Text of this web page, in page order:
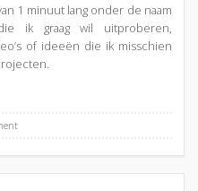
1 minuut lang onder de naam
ik graag wil uitproberen,
of ideeën die ik misschien